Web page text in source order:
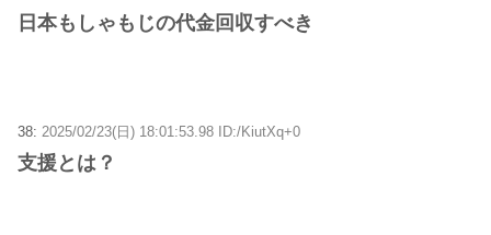
日本もしゃもじの代金回収すべき
38: 2025/02/23(日) 18:01:53.98 ID:/KiutXq+0
支援とは？